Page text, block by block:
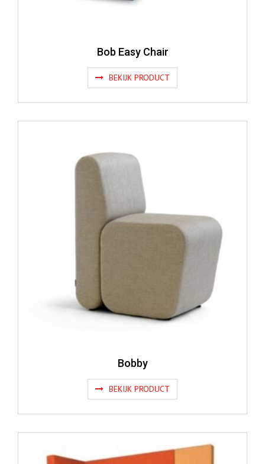
Bob Easy Chair
BEKIJK PRODUCT
Bobby
BEKIJK PRODUCT